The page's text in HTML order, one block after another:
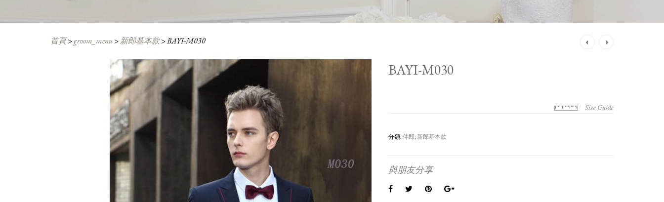
首頁>groom_menu>新郎基本款>BAYI-M030
BAYI-M030
Size Guide
分類:伴郎, 新郎基本款
與朋友分享